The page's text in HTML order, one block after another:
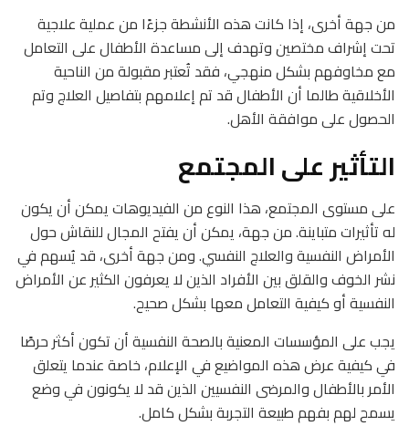
من جهة أخرى، إذا كانت هذه الأنشطة جزءًا من عملية علاجية
تحت إشراف مختصين وتهدف إلى مساعدة الأطفال على التعامل
مع مخاوفهم بشكل منهجي، فقد تُعتبر مقبولة من الناحية
الأخلاقية طالما أن الأطفال قد تم إعلامهم بتفاصيل العلاج وتم
الحصول على موافقة الأهل.
التأثير على المجتمع
على مستوى المجتمع، هذا النوع من الفيديوهات يمكن أن يكون
له تأثيرات متباينة. من جهة، يمكن أن يفتح المجال للنقاش حول
الأمراض النفسية والعلاج النفسي. ومن جهة أخرى، قد يُسهم في
نشر الخوف والقلق بين الأفراد الذين لا يعرفون الكثير عن الأمراض
النفسية أو كيفية التعامل معها بشكل صحيح.
يجب على المؤسسات المعنية بالصحة النفسية أن تكون أكثر حرصًا
في كيفية عرض هذه المواضيع في الإعلام، خاصة عندما يتعلق
الأمر بالأطفال والمرضى النفسيين الذين قد لا يكونون في وضع
يسمح لهم بفهم طبيعة التجربة بشكل كامل.